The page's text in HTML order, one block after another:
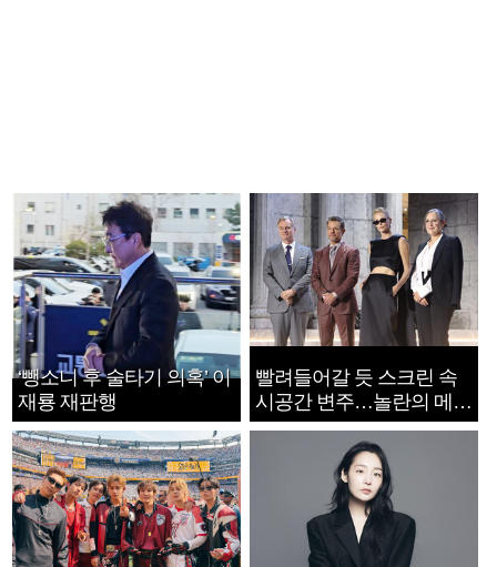
‘뺑소니 후 술타기 의혹’ 이
재룡 재판행
빨려들어갈 듯 스크린 속
시공간 변주…놀란의 메시
지는 ‘전쟁 속죄’